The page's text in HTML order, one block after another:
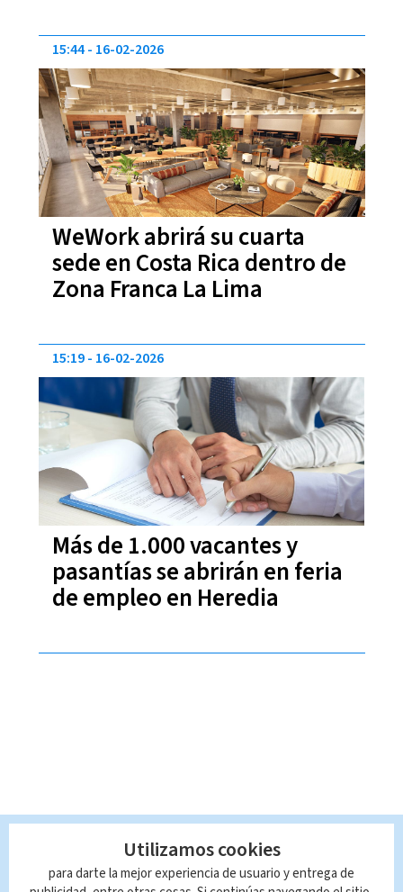
WeWork abrirá su cuarta
sede en Costa Rica dentro de
Zona Franca La Lima
15:44 16-02-2026
Más de 1.000 vacantes y
pasantías se abrirán en feria
de empleo en Heredia
15:19 16-02-2026
Utilizamos cookies
para darte la mejor experiencia de usuario y entrega de